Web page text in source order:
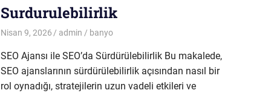
Surdurulebilirlik
Nisan 9, 2026 admin banyo
SEO Ajansı ile SEO’da Sürdürülebilirlik Bu makalede,
SEO ajanslarının sürdürülebilirlik açısından nasıl bir
rol oynadığı, stratejilerin uzun vadeli etkileri ve